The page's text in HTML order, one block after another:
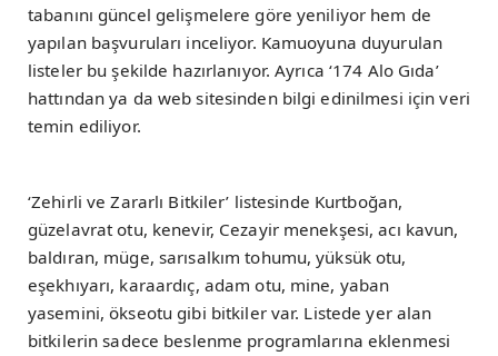
tabanını güncel gelişmelere göre yeniliyor hem de
yapılan başvuruları inceliyor. Kamuoyuna duyurulan
listeler bu şekilde hazırlanıyor. Ayrıca ‘174 Alo Gıda’
hattından ya da web sitesinden bilgi edinilmesi için veri
temin ediliyor.
‘Zehirli ve Zararlı Bitkiler’ listesinde Kurtboğan,
güzelavrat otu, kenevir, Cezayir menekşesi, acı kavun,
baldıran, müge, sarısalkım tohumu, yüksük otu,
eşekhıyarı, karaardıç, adam otu, mine, yaban
yasemini, ökseotu gibi bitkiler var. Listede yer alan
bitkilerin sadece beslenme programlarına eklenmesi